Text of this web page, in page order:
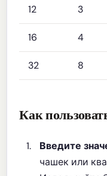
12 3
16 4
32 8
Как
Введите
чашек или